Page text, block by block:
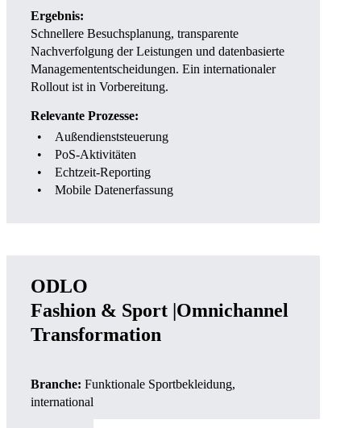
Ergebnis:
Schnellere Besuchsplanung, transparente
Nachverfolgung der Leistungen und datenbasierte
Managemententscheidungen. Ein internationaler
Rollout ist in Vorbereitung.
Relevante Prozesse:
Außendienststeuerung
PoS-Aktivitäten
Echtzeit-Reporting
Mobile Datenerfassung
ODLO
Fashion & Sport |Omnichannel
Transformation
Branche: Funktionale Sportbekleidung,
international